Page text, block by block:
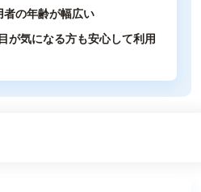
の年齢が幅広い
が気になる方も安心して利用